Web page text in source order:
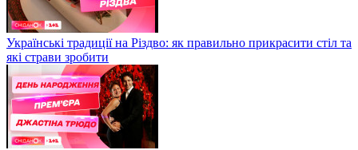
Українські традиції на Різдво: як правильно прикрасити стіл та
які страви зробити